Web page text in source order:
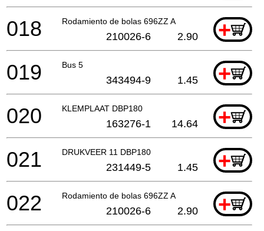
Rodamiento de bolas 696ZZ A +
018 210026-6 2.90
Bus 5 +
019 343494-9 1.45
KLEMPLAAT DBP180 +
020 163276-1 14.64
DRUKVEER 11 DBP180 +
021 231449-5 1.45
Rodamiento de bolas 696ZZ A +
022 210026-6 2.90